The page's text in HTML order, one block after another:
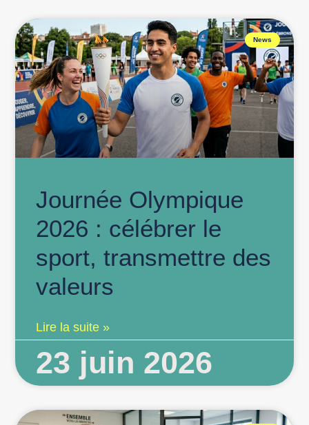
News
Journée Olympique
2026 : célébrer le
sport, transmettre des
valeurs
Lire la suite »
23 juin 2026